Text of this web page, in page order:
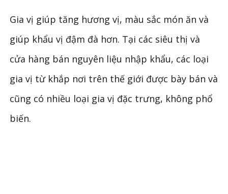
Gia vị giúp tăng hương vị, màu sắc món ăn và
giúp khẩu vị đậm đà hơn. Tại các siêu thị và
cửa hàng bán nguyên liệu nhập khẩu, các loại
gia vị từ khắp nơi trên thế giới được bày bán và
cũng có nhiều loại gia vị đặc trưng, không phổ
biến.